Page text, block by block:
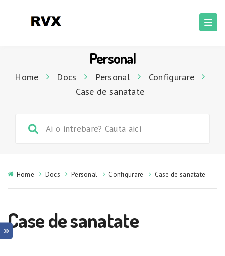
Personal
Home Docs Personal
Configurare
Case de sanatate
Home Docs Personal Configurare Case de sanatate
Case de sanatate